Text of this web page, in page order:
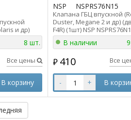
и др)
8 шт.
Все цены
В корзину
NSP NSPRS76N15
Клапана ГБЦ впускной
Duster, Megane 2 и др)
F4R) (1шт) NSP
7701474287
В наличии
₽ 410 Все
- + В